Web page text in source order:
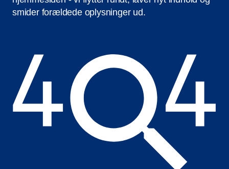
smider forældede oplysninger ud.